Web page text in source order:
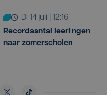
di 14 juli | 12:16
Recordaantal leerlingen
naar zomerscholen